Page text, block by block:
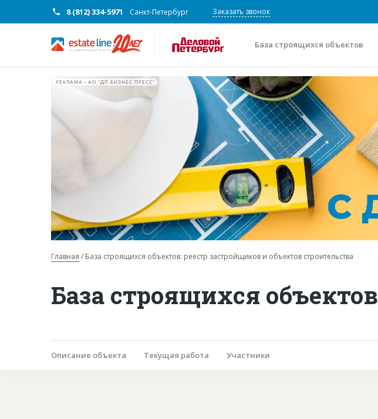
8 (812) 334-5971 Санкт-Петербург Заказать звонок
База строящихся объектов
РЕКЛАМА • АО "ДП БИЗНЕС ПРЕСС"
Главная База строящихся объектов: реестр застройщиков и объектов строительства
База строящихся объектов
Описание объекта Текущая работа Участники